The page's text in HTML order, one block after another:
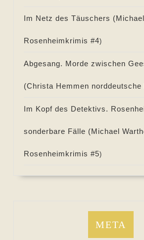
Im Netz des Täuschers (
Rosenheimkrimis #4)
Abgesang. Morde zwischen
(Christa Hemmen
Im Kopf des Detektivs.
sonderbare Fälle (Michael
Rosenheimkrimis #5)
META